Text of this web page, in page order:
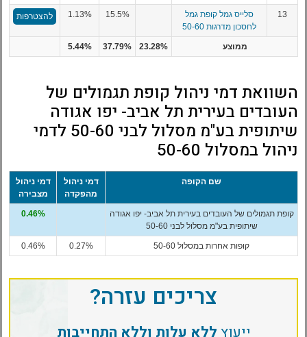
13
סלייס גמל קופת גמל
לחסכון מדרגות 50-60
15.5%
1.13% להצטרפות
ממוצע 23.28%
37.79%
5.44%
השוואת דמי ניהול קופת תגמולים של
העובדים בעירית תל אביב- יפו אגודה
שיתופית בע"מ מסלול לבני 50-60 לדמי
ניהול במסלול 50-60
שם הקופה
דמי ניהול
מהפקדה
דמי ניהול
מצבירה
קופת תגמולים של העובדים בעירית תל אביב- יפו אגודה
שיתופית בע"מ מסלול לבני 50-60
0.46%
קופות אחרות במסלול 50-60 0.27%
0.46%
צריכים עזרה?
ייעוץללא עלות וללא התחייבות